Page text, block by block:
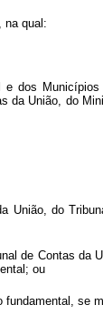
na qual:
e dos
da União, do
União, do
de Contas da
ou
fundamental, se